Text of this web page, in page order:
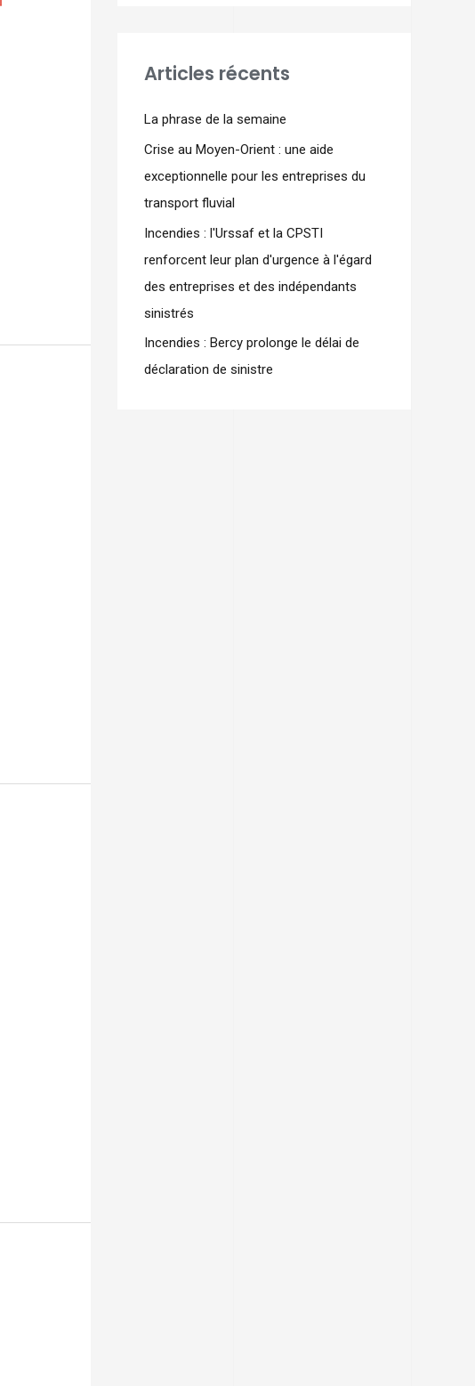
Articles récents
La phrase de la semaine
Crise au Moyen-Orient : une aide
exceptionnelle pour les entreprises du
transport fluvial
Incendies : l'Urssaf et la CPSTI
renforcent leur plan d'urgence à l'égard
des entreprises et des indépendants
sinistrés
Incendies : Bercy prolonge le délai de
déclaration de sinistre